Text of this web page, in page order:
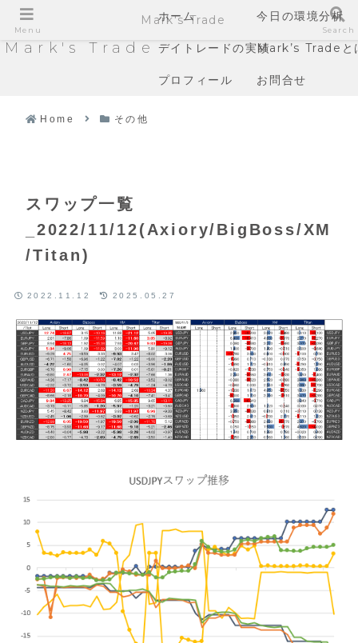
Mark's Trade
ホーム 今日の環境分析
デイトレードの実績Mark’s Tradeと
プロフィール お問合せ
Home その他
スワップ一覧
_2022/11/12(Axiory/BigBoss/XM
/Titan)
2022.11.12 2025.05.27
Menu
Mark's Trade
Search